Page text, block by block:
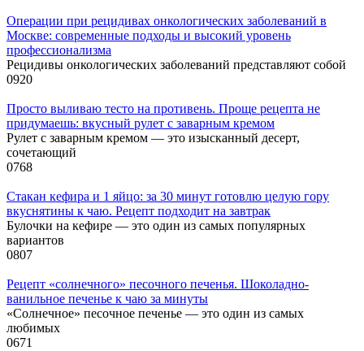
Операции при рецидивах онкологических заболеваний в
Москве: современные подходы и высокий уровень
профессионализма
Рецидивы онкологических заболеваний представляют собой
0920
Просто выливаю тесто на противень. Проще рецепта не
придумаешь: вкусный рулет с заварным кремом
Рулет с заварным кремом — это изысканный десерт,
сочетающий
0768
Стакан кефира и 1 яйцо: за 30 минут готовлю целую гору
вкуснятины к чаю. Рецепт подходит на завтрак
Булочки на кефире — это один из самых популярных
вариантов
0807
Рецепт «солнечного» песочного печенья. Шоколадно-
ванильное печенье к чаю за минуты
«Солнечное» песочное печенье — это один из самых
любимых
0671